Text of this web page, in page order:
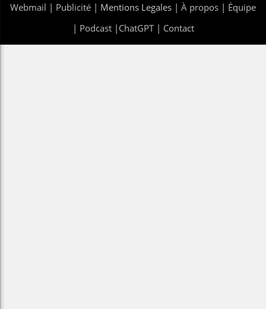
Webmail | Publicité | Mentions Legales | À propos | Équipe
| Podcast| ChatGPT| Contact